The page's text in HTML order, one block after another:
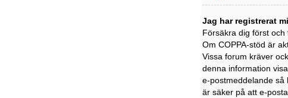
Jag har registrerat
Försäkra dig först
Om COPPA-stöd är
Vissa forum kräver
denna information
e-postmeddelande så
är säker på att e-